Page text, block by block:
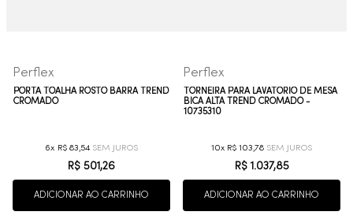
Perflex
PORTA TOALHA ROSTO BARRA TREND
CROMADO
6 R$ 83,54
R$ 501 ,26
ADICIONAR AO CARRINHO
Perflex
TORNEIRA PARA LAVATÓRIO DE MESA
BICA ALTA TREND CROMADO -
10735310
10 R$ 103,78
R$ 1 .037,85
ADICIONAR AO CARRINHO